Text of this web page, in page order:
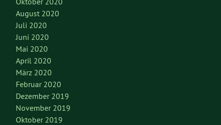
August 2020
Juli 2020
Juni 2020
Mai 2020
April 2020
März 2020
Februar 2020
Dezember 2019
November 2019
Oktober 2019